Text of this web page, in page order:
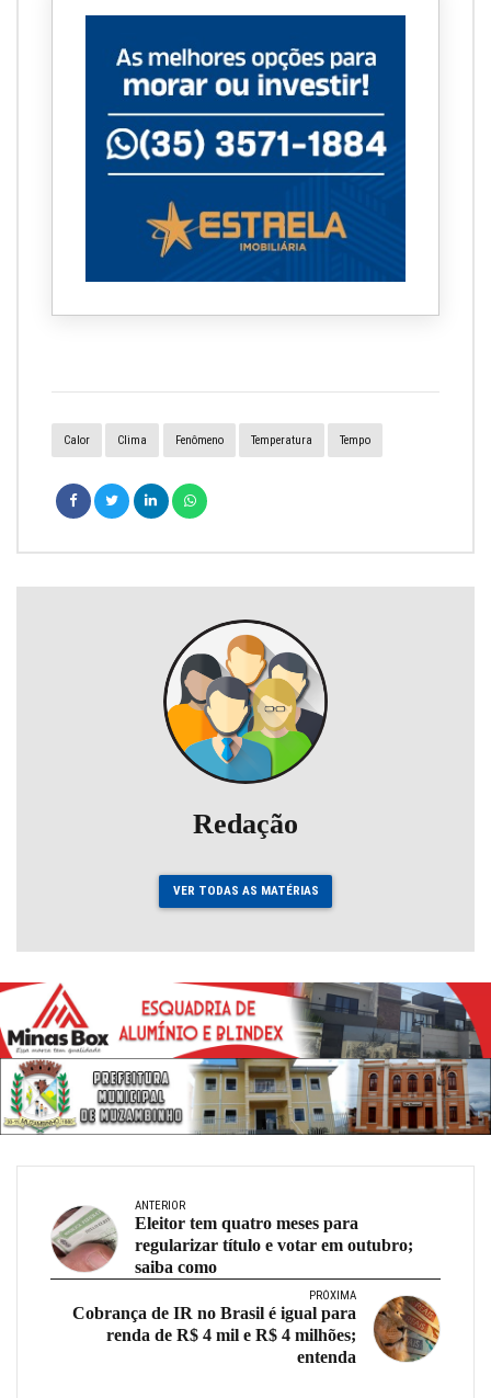
Calor Clima Fenômeno Temperatura Tempo
Redação
VER TODAS AS MATÉRIAS
ANTERIOR
Eleitor tem quatro meses para
regularizar título e votar em outubro;
saiba como
PRÓXIMA
Cobrança de IR no Brasil é igual para
renda de R$ 4 mil e R$ 4 milhões;
entenda